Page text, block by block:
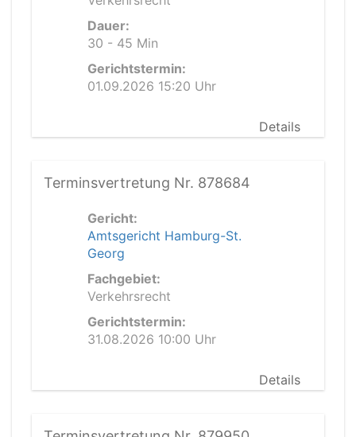
Dauer:
30 - 45 Min
Gerichtstermin:
01.09.2026 15:20 Uhr
Details
Terminsvertretung Nr. 878684
Gericht:
Amtsgericht Hamburg-St.
Georg
Fachgebiet:
Verkehrsrecht
Gerichtstermin:
31.08.2026 10:00 Uhr
Details